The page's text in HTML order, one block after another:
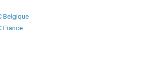
Belgique
France